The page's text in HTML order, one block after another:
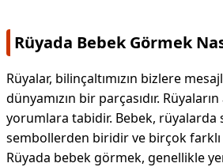
Rüyada Bebek Görmek
Rüyalar, bilinçaltımızın bizlere
dünyamızın bir parçasıdır.
yorumlara tabidir. Bebek, rüyalarda
sembollerden biridir ve birçok
Rüyada bebek görmek, genellikle